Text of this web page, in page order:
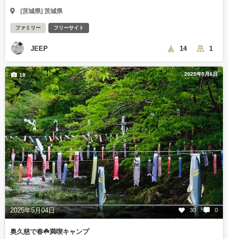
[茨城県] 茨城県
ファミリー フリーサイト
JEEP 14 1
2025年5月6日
2025年5月04日 30 0
18
奥久慈で春☘️満喫キャンプ